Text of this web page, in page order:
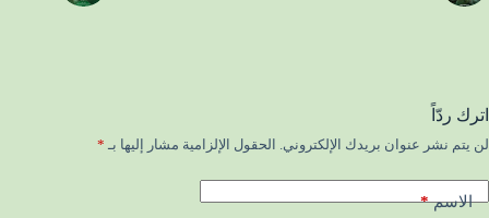
اترك ردّاً
لن يتم نشر عنوان بريدك الإلكتروني. الحقول الإلزامية مشار إليها بـ *
الاسم*